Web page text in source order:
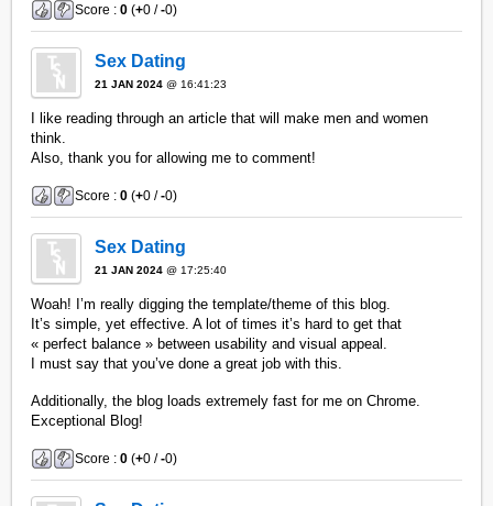
Score :0 (+0 /-0)
Sex Dating
21 JAN 2024 @ 16:41:23
I like reading through an article that will make men and women
think.
Also, thank you for allowing me to comment!
Score :0 (+0 /-0)
Sex Dating
21 JAN 2024 @ 17:25:40
Woah! I’m really digging the template/theme of this blog.
It’s simple, yet effective. A lot of times it’s hard to get that
« perfect balance » between usability and visual appeal.
I must say that you’ve done a great job with this.
Additionally, the blog loads extremely fast for me on Chrome.
Exceptional Blog!
Score :0 (+0 /-0)